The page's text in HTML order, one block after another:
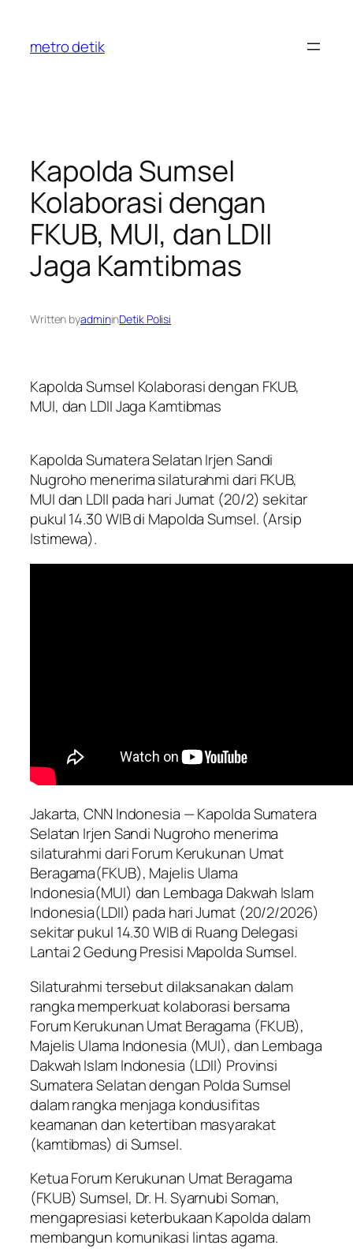
content
metro detik
Kapolda Sumsel
Kolaborasi dengan
FKUB, MUI, dan LDII
Jaga Kamtibmas
Written byadmininDetik Polisi
Kapolda Sumsel Kolaborasi dengan FKUB,
MUI, dan LDII Jaga Kamtibmas
Kapolda Sumatera Selatan Irjen Sandi
Nugroho menerima silaturahmi dari FKUB,
MUI dan LDII pada hari Jumat (20/2) sekitar
pukul 14.30 WIB di Mapolda Sumsel. (Arsip
Istimewa).
Jakarta, CNN Indonesia — Kapolda Sumatera
Selatan Irjen Sandi Nugroho menerima
silaturahmi dari Forum Kerukunan Umat
Beragama(FKUB), Majelis Ulama
Indonesia(MUI) dan Lembaga Dakwah Islam
Indonesia(LDII) pada hari Jumat (20/2/2026)
sekitar pukul 14.30 WIB di Ruang Delegasi
Lantai 2 Gedung Presisi Mapolda Sumsel.
Silaturahmi tersebut dilaksanakan dalam
rangka memperkuat kolaborasi bersama
Forum Kerukunan Umat Beragama (FKUB),
Majelis Ulama Indonesia (MUI), dan Lembaga
Dakwah Islam Indonesia (LDII) Provinsi
Sumatera Selatan dengan Polda Sumsel
dalam rangka menjaga kondusifitas
keamanan dan ketertiban masyarakat
(kamtibmas) di Sumsel.
Ketua Forum Kerukunan Umat Beragama
(FKUB) Sumsel, Dr. H. Syarnubi Soman,
mengapresiasi keterbukaan Kapolda dalam
membangun komunikasi lintas agama.